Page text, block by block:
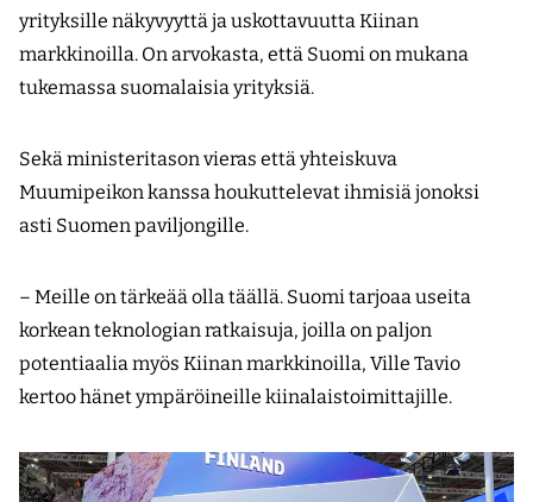
yrityksille näkyvyyttä ja uskottavuutta Kiinan
markkinoilla. On arvokasta, että Suomi on mukana
tukemassa suomalaisia yrityksiä.
Sekä ministeritason vieras että yhteiskuva
Muumipeikon kanssa houkuttelevat ihmisiä jonoksi
asti Suomen paviljongille.
– Meille on tärkeää olla täällä. Suomi tarjoaa useita
korkean teknologian ratkaisuja, joilla on paljon
potentiaalia myös Kiinan markkinoilla, Ville Tavio
kertoo hänet ympäröineille kiinalaistoimittajille.